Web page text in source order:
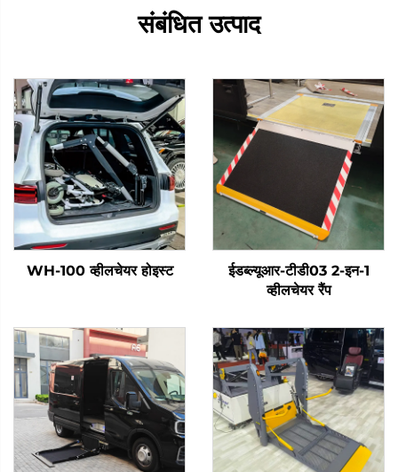
संबंधित उत्पाद
WH-100 व्हीलचेयर होइस्ट
ईडब्ल्यूआर-टीडी03 2-इन-1
व्हीलचेयर रैंप